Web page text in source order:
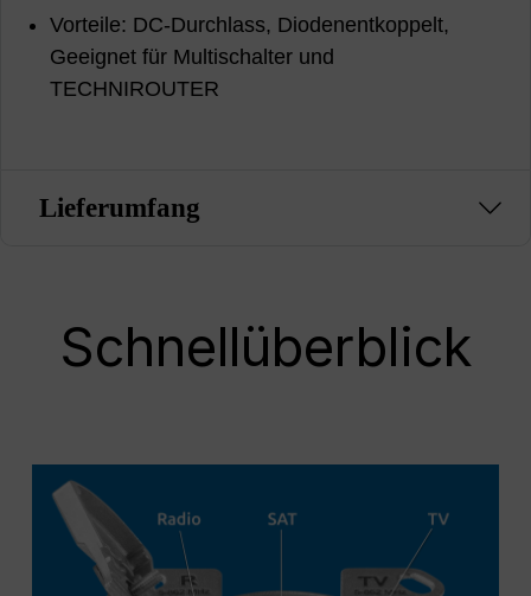
Vorteile: DC-Durchlass, Diodenentkoppelt,
Geeignet für Multischalter und
TECHNIROUTER
Lieferumfang
Schnellüberblick